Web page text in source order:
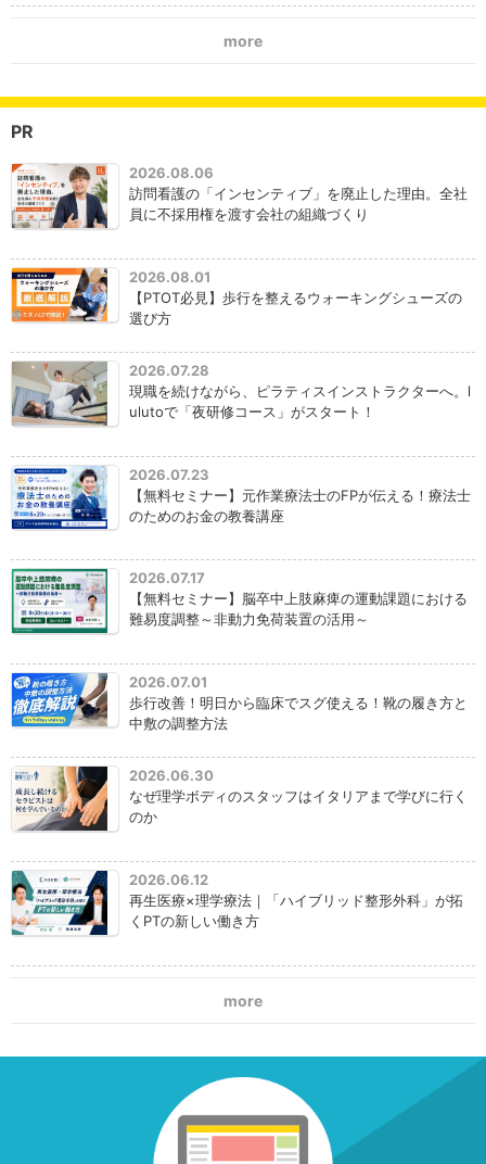
more
PR
2026.08.06
訪問看護の「インセンティブ」を廃止した理由。全社
員に不採用権を渡す会社の組織づくり
2026.08.01
【PTOT必見】歩行を整えるウォーキングシューズの
選び方
2026.07.28
現職を続けながら、ピラティスインストラクターへ。l
ulutoで「夜研修コース」がスタート！
2026.07.23
【無料セミナー】元作業療法士のFPが伝える！療法士
のためのお金の教養講座
2026.07.17
【無料セミナー】脳卒中上肢麻痺の運動課題における
難易度調整～非動力免荷装置の活用～
2026.07.01
歩行改善！明日から臨床でスグ使える！靴の履き方と
中敷の調整方法
2026.06.30
なぜ理学ボディのスタッフはイタリアまで学びに行く
のか
2026.06.12
再生医療×理学療法｜「ハイブリッド整形外科」が拓
くPTの新しい働き方
more